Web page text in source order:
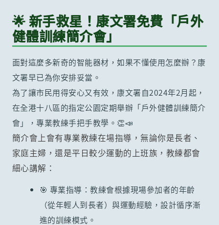
🌟 新手救星！康文署免費「戶外
健體訓練簡介會」
面對這麼多新奇的智能器材，如果不懂使用怎麼辦？康
文署早已為你安排妥當。
為了讓市民用得安心又有效，康文署自2024年2月起，
在全港十八區的指定公園定期舉辦「戶外健體訓練簡介
會」，專業教練手把手教學。👏📣
簡介會上會有專業教練在場指導，無論你是長者、
家庭主婦，還是平日較少運動的上班族，教練都會
細心講解：
🎯 專業指導：教練會根據現場參加者的年齡
（從年輕人到長者）與運動經驗，設計循序漸
進的訓練模式。